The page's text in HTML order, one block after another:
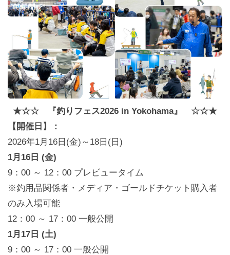
★☆☆ 『釣りフェス2026 in Yokohama』 ☆☆★
【開催日】：
2026年1月16日(金)～18日(日)
1月16日 (金)
9：00 ～ 12：00 プレビュータイム
※釣用品関係者・メディア・ゴールドチケット購入者
のみ入場可能
12：00 ～ 17：00 一般公開
1月17日 (土)
9：00 ～ 17：00 一般公開